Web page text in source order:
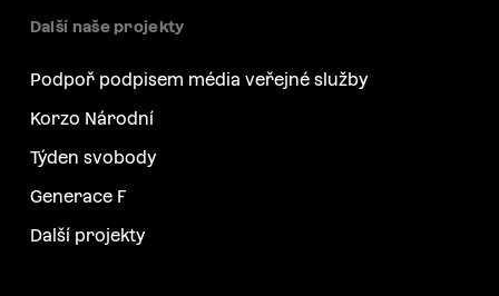
Další naše projekty
Podpoř podpisem média veřejné služby
Korzo Národní
Týden svobody
Generace F
Další projekty